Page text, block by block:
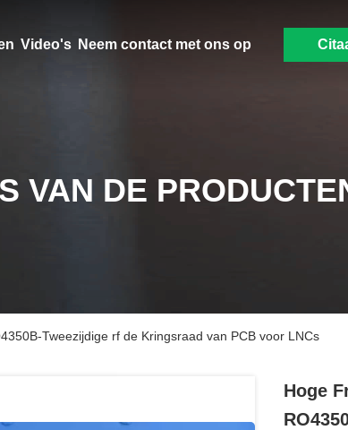
Video's Neem contact met ons op
VAN DE
Tweezijdige rf de Kringsraad van PCB voor LNCs
Hoge